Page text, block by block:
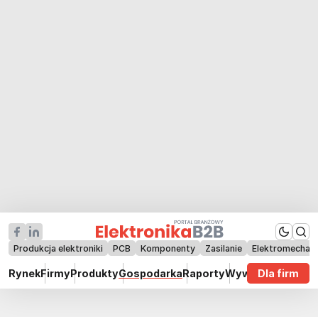
Produkcja elektroniki PCB Komponenty Zasilanie
RynekFirmyProduktyGospodarkaRaportyWywiadyDla firm